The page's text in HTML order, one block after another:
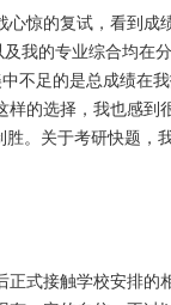
心惊的复试，看到
我的专业综合均在
不足的是总成绩在
样的选择，我也感
。关于考研快题，
正式接触学校安排